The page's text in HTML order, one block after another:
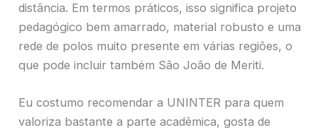
distância. Em termos práticos, isso significa projeto
pedagógico bem amarrado, material robusto e uma
rede de polos muito presente em várias regiões, o
que pode incluir também São João de Meriti.
Eu costumo recomendar a UNINTER para quem
valoriza bastante a parte acadêmica, gosta de